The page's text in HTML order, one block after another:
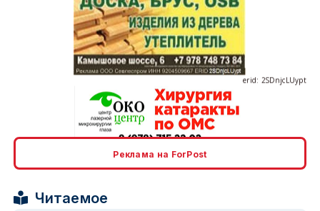
erid: 2SDnjcLUypt
Реклама на ForPost
Читаемое